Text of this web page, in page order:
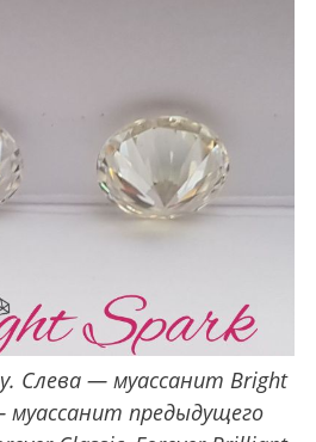
Слева — муассанит Bright
муассанит предыдущего